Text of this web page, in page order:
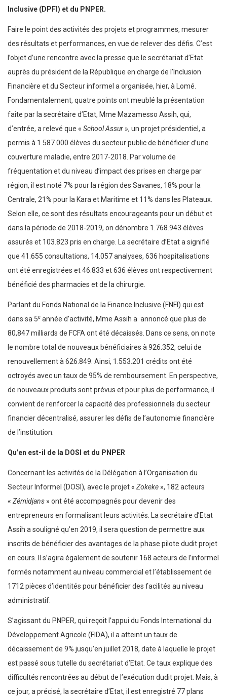
Inclusive (DPFI) et du PNPER.
Faire le point des activités des projets et programmes, mesurer
des résultats et performances, en vue de relever des défis. C’est
l’objet d’une rencontre avec la presse que le secrétariat d’Etat
auprès du président de la République en charge de l’Inclusion
Financière et du Secteur informel a organisée, hier, à Lomé.
Fondamentalement, quatre points ont meublé la présentation
faite par la secrétaire d’Etat, Mme Mazamesso Assih, qui,
d’entrée, a relevé que « School Assur », un projet présidentiel, a
permis à 1.587.000 élèves du secteur public de bénéficier d’une
couverture maladie, entre 2017-2018. Par volume de
fréquentation et du niveau d’impact des prises en charge par
région, il est noté 7% pour la région des Savanes, 18% pour la
Centrale, 21% pour la Kara et Maritime et 11% dans les Plateaux.
Selon elle, ce sont des résultats encourageants pour un début et
dans la période de 2018-2019, on dénombre 1.768.943 élèves
assurés et 103.823 pris en charge. La secrétaire d’Etat a signifié
que 41.655 consultations, 14.057 analyses, 636 hospitalisations
ont été enregistrées et 46.833 et 636 élèves ont respectivement
bénéficié des pharmacies et de la chirurgie.
Parlant du Fonds National de la Finance Inclusive (FNFI) qui est
dans sa 5e année d’activité, Mme Assih a annoncé que plus de
80,847 milliards de FCFA ont été décaissés. Dans ce sens, on note
le nombre total de nouveaux bénéficiaires à 926.352, celui de
renouvellement à 626.849. Ainsi, 1.553.201 crédits ont été
octroyés avec un taux de 95% de remboursement. En perspective,
de nouveaux produits sont prévus et pour plus de performance, il
convient de renforcer la capacité des professionnels du secteur
financier décentralisé, assurer les défis de l’autonomie financière
de l’institution.
Qu’en est-il de la DOSI et du PNPER
Concernant les activités de la Délégation à l’Organisation du
Secteur Informel (DOSI), avec le projet « Zokeke », 182 acteurs
« Zémidjans » ont été accompagnés pour devenir des
entrepreneurs en formalisant leurs activités. La secrétaire d’Etat
Assih a souligné qu’en 2019, il sera question de permettre aux
inscrits de bénéficier des avantages de la phase pilote dudit projet
en cours. Il s’agira également de soutenir 168 acteurs de l’informel
formés notamment au niveau commercial et l’établissement de
1712 pièces d’identités pour bénéficier des facilités au niveau
administratif.
S’agissant du PNPER, qui reçoit l’appui du Fonds International du
Développement Agricole (FIDA), il a atteint un taux de
décaissement de 9% jusqu’en juillet 2018, date à laquelle le projet
est passé sous tutelle du secrétariat d’Etat. Ce taux explique des
difficultés rencontrées au début de l’exécution dudit projet. Mais, à
ce jour, a précisé, la secrétaire d’Etat, il est enregistré 77 plans